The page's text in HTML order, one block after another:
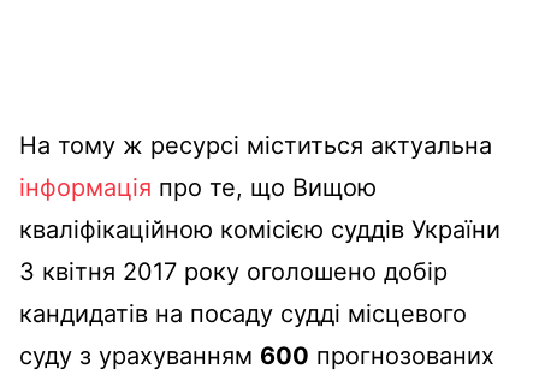
На тому ж ресурсі міститься актуальна
інформація про те, що Вищою
кваліфікаційною комісією суддів України
3 квітня 2017 року оголошено добір
кандидатів на посаду судді місцевого
суду з урахуванням 600 прогнозованих